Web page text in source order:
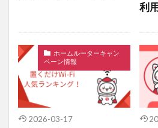
利
ホームルーターキャン
ペーン情報
2026-03-17